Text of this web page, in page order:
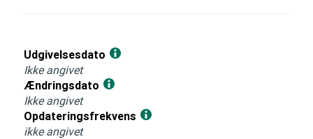
Udgivelsesdato
Ikke angivet
Ændringsdato
Ikke angivet
Opdateringsfrekvens
ikke angivet